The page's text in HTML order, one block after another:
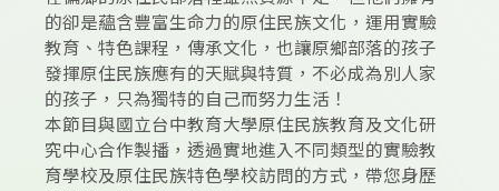
的卻是蘊含豐富生命力的原住民族文化，運用實驗
教育、特色課程，傳承文化，也讓原鄉部落的孩子
發揮原住民族應有的天賦與特質，不必成為別人家
的孩子，只為獨特的自己而努力生活！
本節目與國立台中教育大學原住民族教育及文化研
究中心合作製播，透過實地進入不同類型的實驗教
育學校及原住民族特色學校訪問的方式，帶您身歷